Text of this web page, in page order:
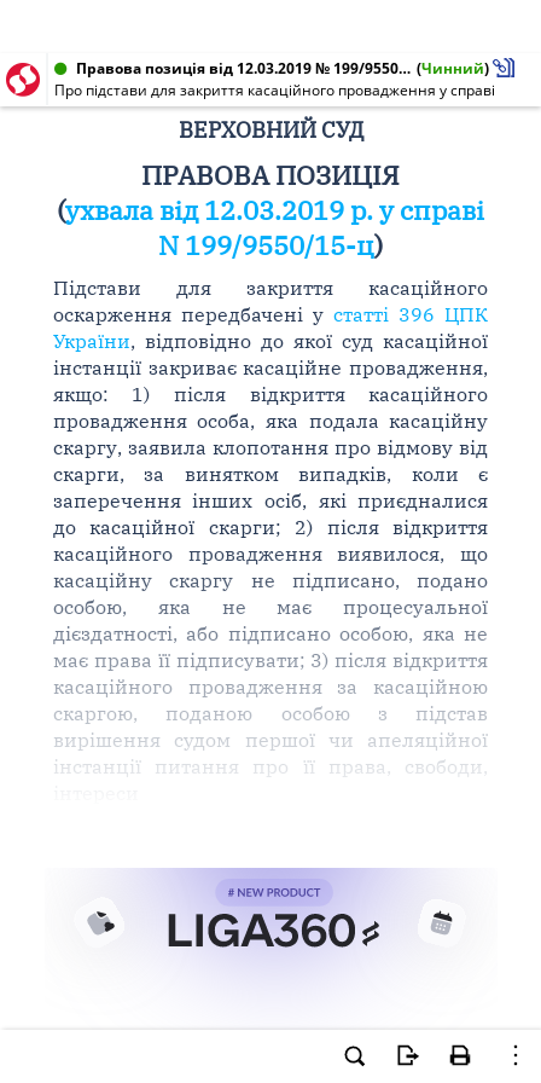
Правова позиція від 12.03.2019 № 199/9550/15-ц (Чинний)
Про підстави для закриття касаційного провадження у справі
ВЕРХОВНИЙ СУД
ПРАВОВА ПОЗИЦІЯ
(ухвала від 12.03.2019 р. у справі
N 199/9550/15-ц)
Підстави для закриття касаційного
оскарження передбачені устатті 396 ЦПК
України, відповідно до якої суд касаційної
інстанції закриває касаційне провадження,
якщо: 1) після відкриття касаційного
провадження особа, яка подала касаційну
скаргу, заявила клопотання про відмову від
скарги, за винятком випадків, коли є
заперечення інших осіб, які приєдналися
до касаційної скарги; 2) після відкриття
касаційного провадження виявилося, що
касаційну скаргу не підписано, подано
особою, яка не має процесуальної
дієздатності, або підписано особою, яка не
має права її підписувати; 3) після відкриття
касаційного провадження за касаційною
скаргою, поданою особою з підстав
вирішення судом першої чи апеляційної
інстанції питання про її права, свободи,
Ви намагаєтесь використати